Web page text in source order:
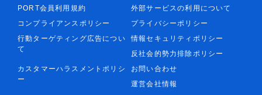
PORT会員利用規約
外部サービスの利用について
コンプライアンスポリシー
プライバシーポリシー
行動ターゲティング広告につい
て
情報セキュリティポリシー
反社会的勢力排除ポリシー
カスタマーハラスメントポリシ
ー
お問い合わせ
運営会社情報